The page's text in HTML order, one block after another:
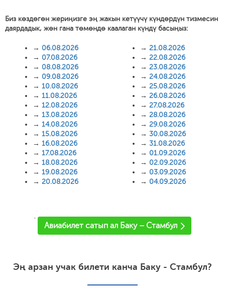
Биз көздөгөн жериңизге эң жакын кетүүчү күндөрдүн тизмесин
даярдадык, жөн гана төмөндө каалаган күндү басыңыз:
→ 06.08.2026
→ 07.08.2026
→ 08.08.2026
→ 09.08.2026
→ 10.08.2026
→ 11.08.2026
→ 12.08.2026
→ 13.08.2026
→ 14.08.2026
→ 15.08.2026
→ 16.08.2026
→ 17.08.2026
→ 18.08.2026
→ 19.08.2026
→ 20.08.2026
→ 21.08.2026
→ 22.08.2026
→ 23.08.2026
→ 24.08.2026
→ 25.08.2026
→ 26.08.2026
→ 27.08.2026
→ 28.08.2026
→ 29.08.2026
→ 30.08.2026
→ 31.08.2026
→ 01.09.2026
→ 02.09.2026
→ 03.09.2026
→ 04.09.2026
'
Авиабилет сатып ал Баку – Стамбул
Эң арзан учак билети канча Баку - Стамбул?